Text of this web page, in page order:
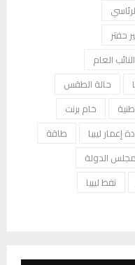
حفتر
النائب العام
حالة الطقس
خام برنت
إعمار ليبيا
طاقة
مجلس الدولة
نفط ليبيا